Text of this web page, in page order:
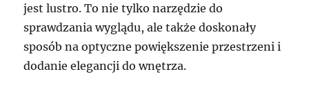
jest lustro. To nie tylko narzędzie do
sprawdzania wyglądu, ale także doskonały
sposób na optyczne powiększenie przestrzeni i
dodanie elegancji do wnętrza.